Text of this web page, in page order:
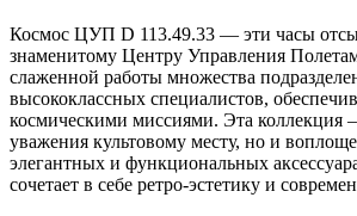
Космос ЦУП D 113.49.33 — эти часы
знаменитому Центру Управления
слаженной работы множества
высококлассных специалистов,
космическими миссиями. Эта коллекция
уважения культовому месту, но и
элегантных и функциональных
сочетает в себе ретро-эстетику и